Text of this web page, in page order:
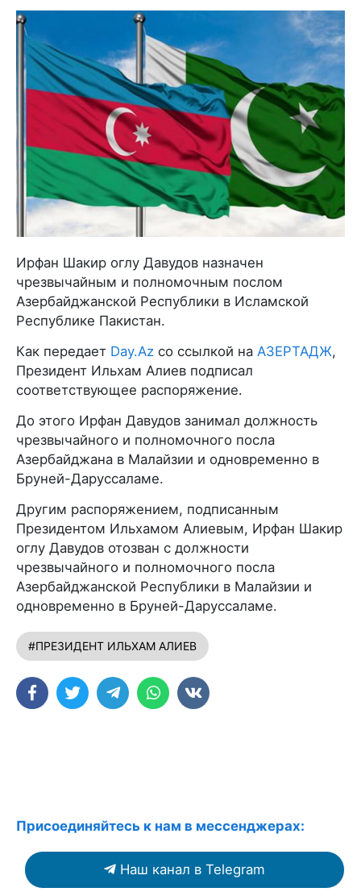
Ирфан Шакир оглу Давудов назначен
чрезвычайным и полномочным послом
Азербайджанской Республики в Исламской
Республике Пакистан.
Как передает Day.Az со ссылкой на АЗЕРТАДЖ,
Президент Ильхам Алиев подписал
соответствующее распоряжение.
До этого Ирфан Давудов занимал должность
чрезвычайного и полномочного посла
Азербайджана в Малайзии и одновременно в
Бруней-Даруссаламе.
Другим распоряжением, подписанным
Президентом Ильхамом Алиевым, Ирфан Шакир
оглу Давудов отозван с должности
чрезвычайного и полномочного посла
Азербайджанской Республики в Малайзии и
одновременно в Бруней-Даруссаламе.
#ПРЕЗИДЕНТ ИЛЬХАМ АЛИЕВ
Присоединяйтесь к нам в мессенджерах:
Наш канал в Telegram